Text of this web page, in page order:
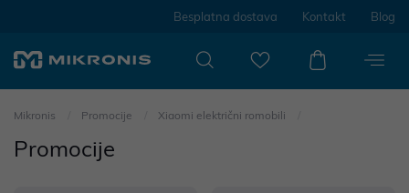
Besplatna dostava Kontakt Blog
Mikronis Promocije Xiaomi električni romobili
Promocije